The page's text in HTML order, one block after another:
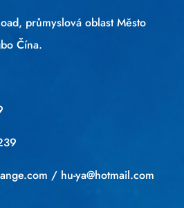
průmyslová oblast Město
Čína.
/ hu-ya@hotmail.com